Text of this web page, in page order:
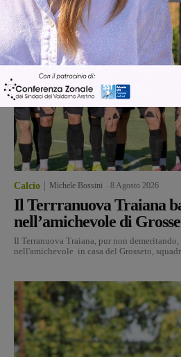
Calcio Michele Bossini 8 Agosto 2026
Il Terrranuova Traiana
nell’amichevole di
Il Terranuova Traiana, pur non demeritando,
nell'amichevole in casa del Grosseto,